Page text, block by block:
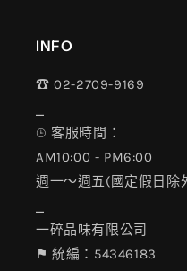
INFO
☎︎ 02-2709-9169
⌚︎ 客服時間：
AM10:00 - PM6:00
週一～週五(國定假日除
一碎品味有限公司
⚑ 統編：54346183